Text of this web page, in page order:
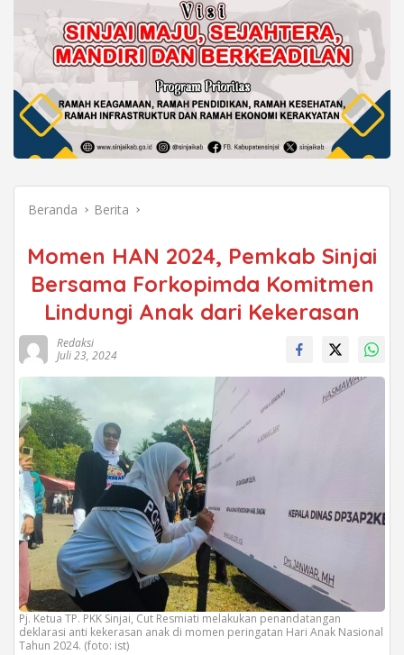
Beranda Berita
Momen HAN 2024, Pemkab Sinjai
Bersama Forkopimda Komitmen
Lindungi Anak dari Kekerasan
Redaksi
Juli 23, 2024
Pj. Ketua TP. PKK Sinjai, Cut Resmiati melakukan penandatangan
deklarasi anti kekerasan anak di momen peringatan Hari Anak Nasional
Tahun 2024. (foto: ist)